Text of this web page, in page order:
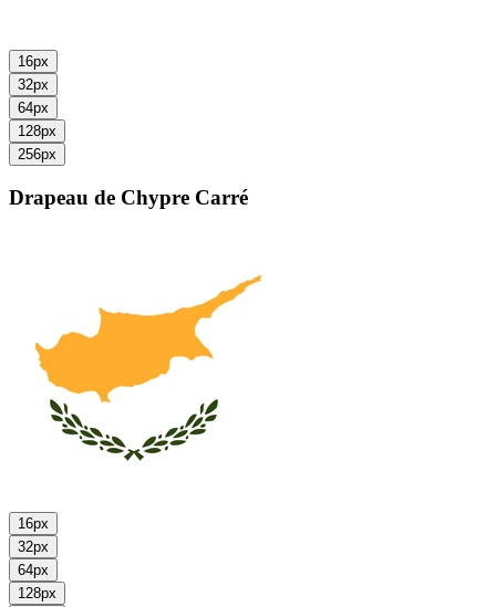
16px
32px
64px
128px
256px
Drapeau de Chypre Carré
16px
32px
64px
128px